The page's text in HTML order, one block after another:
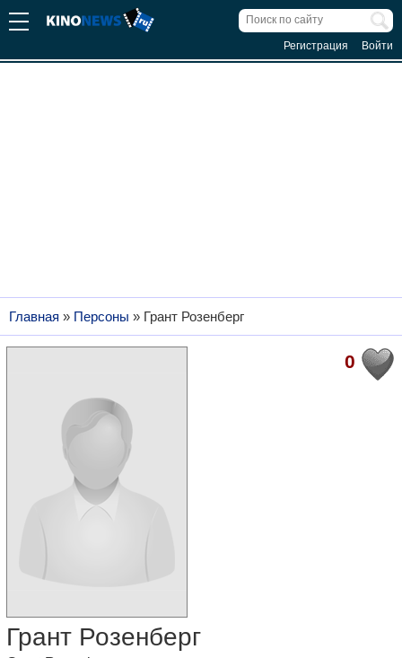
Регистрация Войти
Главная » Персоны » Грант Розенберг
0
Грант Розенберг